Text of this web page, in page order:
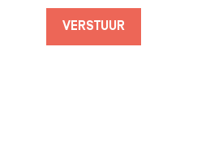
VERSTUUR